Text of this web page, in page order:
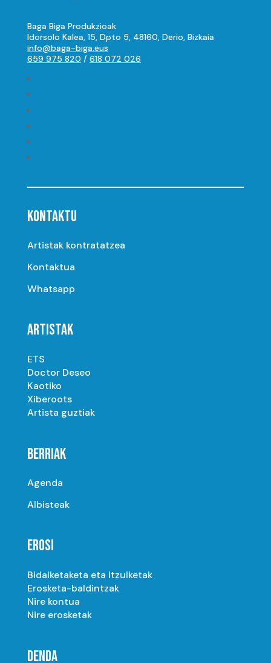
Baga Biga Produkzioak
Idorsolo Kalea, 15, Dpto 5, 48160, Derio, Bizkaia
info@baga-biga.eus
659 975 820 / 618 072 026
KONTAKTU
Artistak kontratatzea
Kontaktua
Whatsapp
ARTISTAK
ETS
Doctor Deseo
Kaotiko
Xiberoots
Artista guztiak
BERRIAK
Agenda
Albisteak
EROSI
Bidalketaketa eta itzulketak
Erosketa-baldintzak
Nire kontua
Nire erosketak
DENDA